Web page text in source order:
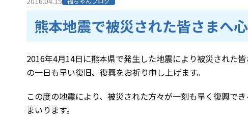
熊本地震で被災された皆さまへ
2016年4月14日に熊本県で発生した地震により被災された
の一日も早い復旧、復興をお祈り申し上げます。
この度の地震により、被災された方々が一刻も早く復興で
まいります。